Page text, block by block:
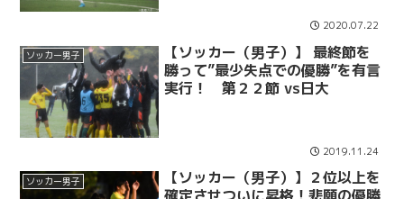
2020.07.22
ソッカー男子
【ソッカー（男子）】 最終節を
勝って”最少失点での優勝”を有言
実行！ 第２２節 vs日大
2019.11.24
ソッカー男子
【ソッカー（男子）】２位以上を